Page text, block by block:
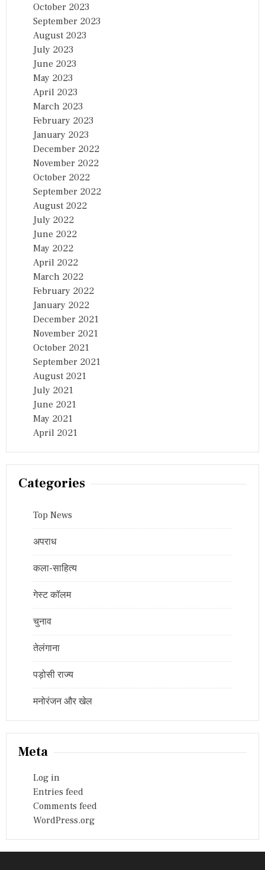
October 2023
September 2023
August 2023
July 2023
June 2023
May 2023
April 2023
March 2023
February 2023
January 2023
December 2022
November 2022
October 2022
September 2022
August 2022
July 2022
June 2022
May 2022
April 2022
March 2022
February 2022
January 2022
December 2021
November 2021
October 2021
September 2021
August 2021
July 2021
June 2021
May 2021
April 2021
Categories
Top News
अपराध
कला-साहित्य
गेस्ट कॉलम
चुनाव
तेलंगाना
पड़ोसी राज्य
मनोरंजन और खेल
Meta
Log in
Entries feed
Comments feed
WordPress.org